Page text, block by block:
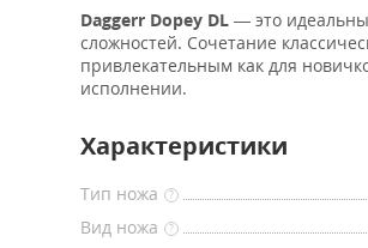
Daggerr Dopey DL — это
сложностей. Сочетание
привлекательным как для
исполнении.
Характеристики
Тип ножа ?
Вид ножа ?